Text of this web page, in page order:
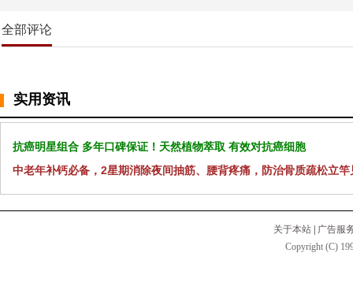
全部评论
实用资讯
抗癌明星组合 多年口碑保证！天然植物萃取 有效对抗癌细胞
中老年补钙必备，2星期消除夜间抽筋、腰背疼痛，防治骨质疏松立竿
关于本站
广告服
Copyright (C)